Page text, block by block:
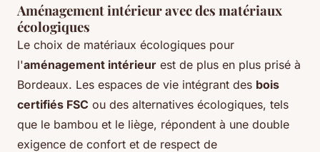
Aménagement intérieur avec des matériaux
écologiques
Le choix de matériaux écologiques pour
l'aménagement intérieur est de plus en plus prisé à
Bordeaux. Les espaces de vie intégrant des bois
certifiés FSC ou des alternatives écologiques, tels
que le bambou et le liège, répondent à une double
exigence de confort et de respect de